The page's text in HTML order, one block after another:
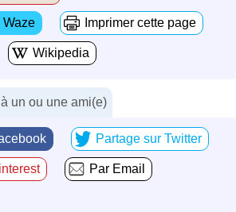
Imprimer cette page
Wikipedia
un ou une ami(e)
Partage sur Twitter
Par Email